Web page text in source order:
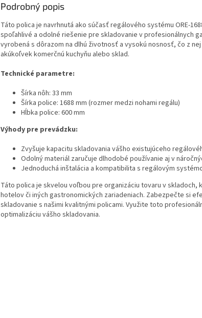
Podrobný popis
Táto polica je navrhnutá ako súčasť regálového systému ORE-
spoľahlivé a odolné riešenie pre skladovanie v profesionálnych
vyrobená s dôrazom na dlhú životnosť a vysokú nosnosť, čo z
akúkoľvek komerčnú kuchyňu alebo sklad.
Technické parametre:
Šírka nôh: 33 mm
Šírka police: 1688 mm (rozmer medzi nohami regálu)
Hĺbka police: 600 mm
Výhody pre prevádzku:
Zvyšuje kapacitu skladovania vášho existujúceho
Odolný materiál zaručuje dlhodobé používanie aj v
Jednoduchá inštalácia a kompatibilita s regálovým
Táto polica je skvelou voľbou pre organizáciu tovaru v skladoch,
hotelov či iných gastronomických zariadeniach. Zabezpečte si
skladovanie s našimi kvalitnými policami. Využite toto
optimalizáciu vášho skladovania.